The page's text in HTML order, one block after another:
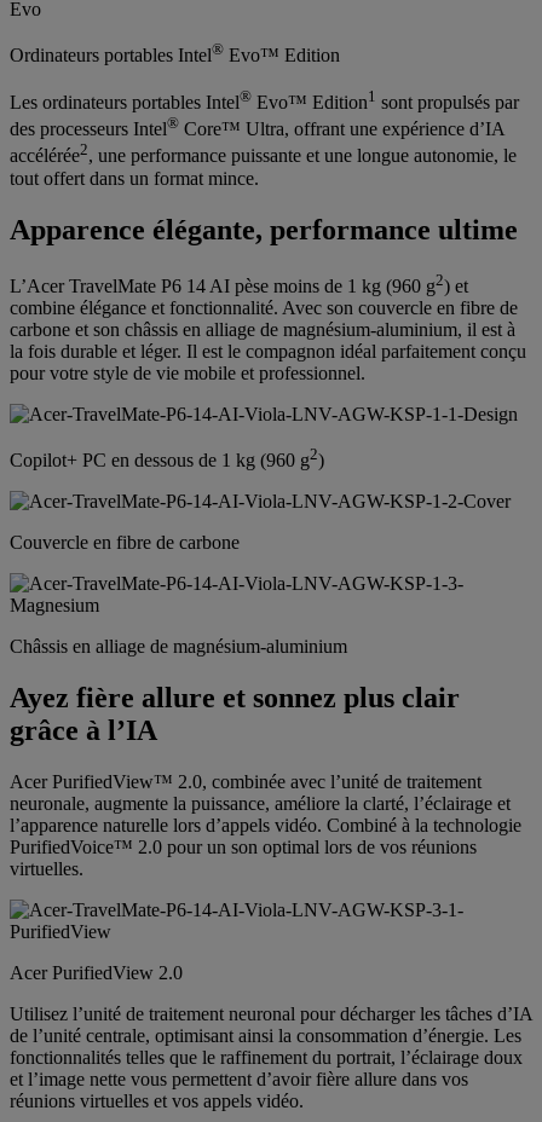
Ordinateurs portables Intel® Evo™ Edition
Les ordinateurs portables Intel® Evo™ Edition1 sont propulsés par
des processeurs Intel® Core™ Ultra, offrant une expérience d’IA
accélérée2, une performance puissante et une longue autonomie, le
tout offert dans un format mince.
Apparence élégante, performance ultime
L’Acer TravelMate P6 14 AI pèse moins de 1 kg (960 g2) et
combine élégance et fonctionnalité. Avec son couvercle en fibre de
carbone et son châssis en alliage de magnésium-aluminium, il est à
la fois durable et léger. Il est le compagnon idéal parfaitement conçu
pour votre style de vie mobile et professionnel.
Copilot+ PC en dessous de 1 kg (960 g2)
Couvercle en fibre de carbone
Châssis en alliage de magnésium-aluminium
Ayez fière allure et sonnez plus clair
grâce à l’IA
Acer PurifiedView™ 2.0, combinée avec l’unité de traitement
neuronale, augmente la puissance, améliore la clarté, l’éclairage et
l’apparence naturelle lors d’appels vidéo. Combiné à la technologie
PurifiedVoice™ 2.0 pour un son optimal lors de vos réunions
virtuelles.
Acer PurifiedView 2.0
Utilisez l’unité de traitement neuronal pour décharger les tâches d’IA
de l’unité centrale, optimisant ainsi la consommation d’énergie. Les
fonctionnalités telles que le raffinement du portrait, l’éclairage doux
et l’image nette vous permettent d’avoir fière allure dans vos
réunions virtuelles et vos appels vidéo.